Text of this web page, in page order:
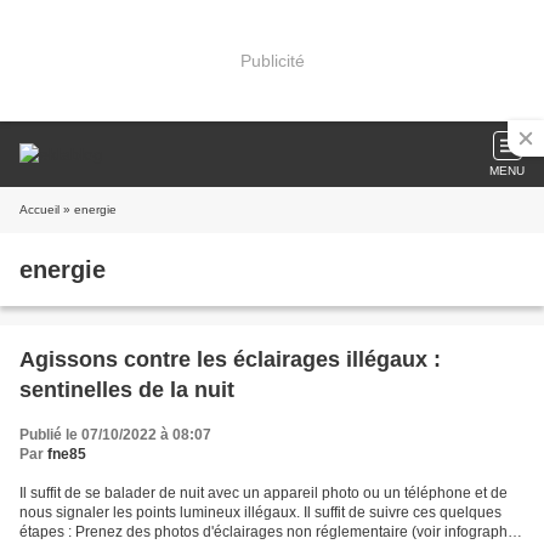
Publicité
MENU
Accueil » energie
energie
Agissons contre les éclairages illégaux :
sentinelles de la nuit
Publié le 07/10/2022 à 08:07
Par fne85
Il suffit de se balader de nuit avec un appareil photo ou un téléphone et de
nous signaler les points lumineux illégaux. Il suffit de suivre ces quelques
étapes : Prenez des photos d'éclairages non réglementaire (voir infographie